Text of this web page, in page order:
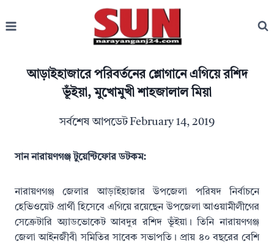
to
আড়াইহাজারে পরিবর্তনের শ্লোগানে এগিয়ে রশিদ
ভূঁইয়া, মুখোমুখী শাহজালাল মিয়া
সর্বশেষ আপডেটFebruary 14, 2019
সান নারায়ণগঞ্জ টুয়েন্টিফোর ডটকম:
নারায়ণগঞ্জ জেলার আড়াইহাজার উপজেলা পরিষদ নির্বাচনে
হেভিওয়েট প্রার্থী হিসেবে এগিয়ে রয়েছেন উপজেলা আওয়ামীলীগের
সেক্রেটারি অ্যাডভোকেট আবদুর রশিদ ভূঁইয়া। তিনি নারায়ণগঞ্জ
জেলা আইনজীবী সমিতির সাবেক সভাপতি। প্রায় ৪০ বছরের বেশি